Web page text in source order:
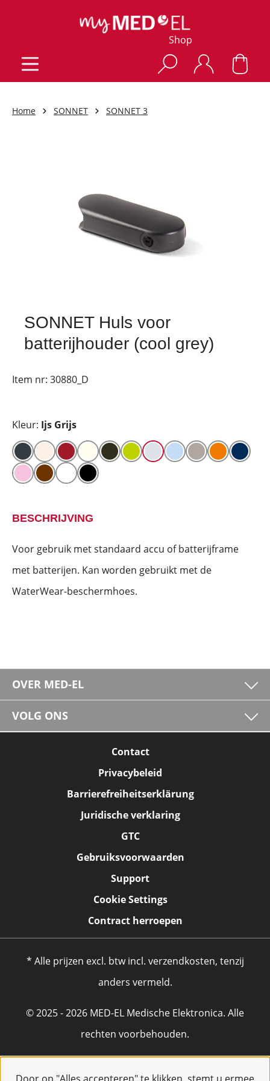
Shop
Home SONNET SONNET 3
SONNET Huls voor
batterijhouder (cool grey)
Item nr: 30880_D
Kleur: Ijs Grijs
BESCHRIJVING
Voor gebruik met standaard accu of batterijframe
met batterijen. Kan worden gebruikt met de
WaterWear-beschermhoes.
OVER MED-EL
VOLG ONS
Contact
Privacybeleid
Barrierefreiheitserklärung
Juridische verklaring
GTC
Gebruiksvoorwaarden
Support
Cookie Settings
Contract herroepen
* Alle prijzen excl. btw incl. verzendkosten, tenzij
anders vermeld.
© 2025 - 2026 MED-EL Medische Elektronica. Alle
rechten voorbehouden.